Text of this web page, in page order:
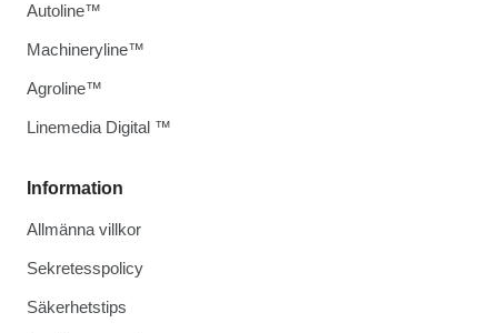
Information
Allmänna villkor
Sekretesspolicy
Säkerhetstips
Autoline™
Machineryline™
Agroline™
Linemedia Digital ™